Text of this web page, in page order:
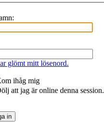
glömt mitt lösenord.
ihåg mig
att jag är online denna session.